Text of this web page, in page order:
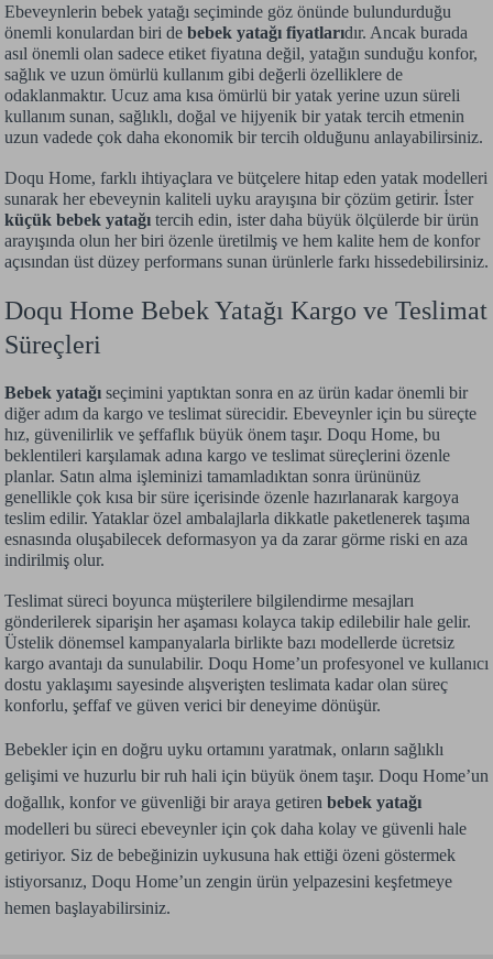
Ebeveynlerin bebek yatağı seçiminde göz önünde bulundurduğu
önemli konulardan biri de bebek yatağı fiyatlarıdır. Ancak burada
asıl önemli olan sadece etiket fiyatına değil, yatağın sunduğu konfor,
sağlık ve uzun ömürlü kullanım gibi değerli özelliklere de
odaklanmaktır. Ucuz ama kısa ömürlü bir yatak yerine uzun süreli
kullanım sunan, sağlıklı, doğal ve hijyenik bir yatak tercih etmenin
uzun vadede çok daha ekonomik bir tercih olduğunu anlayabilirsiniz.
Doqu Home, farklı ihtiyaçlara ve bütçelere hitap eden yatak modelleri
sunarak her ebeveynin kaliteli uyku arayışına bir çözüm getirir. İster
küçük bebek yatağı tercih edin, ister daha büyük ölçülerde bir ürün
arayışında olun her biri özenle üretilmiş ve hem kalite hem de konfor
açısından üst düzey performans sunan ürünlerle farkı hissedebilirsiniz.
Doqu Home Bebek Yatağı Kargo ve Teslimat
Süreçleri
Bebek yatağı seçimini yaptıktan sonra en az ürün kadar önemli bir
diğer adım da kargo ve teslimat sürecidir. Ebeveynler için bu süreçte
hız, güvenilirlik ve şeffaflık büyük önem taşır. Doqu Home, bu
beklentileri karşılamak adına kargo ve teslimat süreçlerini özenle
planlar. Satın alma işleminizi tamamladıktan sonra ürününüz
genellikle çok kısa bir süre içerisinde özenle hazırlanarak kargoya
teslim edilir. Yataklar özel ambalajlarla dikkatle paketlenerek taşıma
esnasında oluşabilecek deformasyon ya da zarar görme riski en aza
indirilmiş olur.
Teslimat süreci boyunca müşterilere bilgilendirme mesajları
gönderilerek siparişin her aşaması kolayca takip edilebilir hale gelir.
Üstelik dönemsel kampanyalarla birlikte bazı modellerde ücretsiz
kargo avantajı da sunulabilir. Doqu Home’un profesyonel ve kullanıcı
dostu yaklaşımı sayesinde alışverişten teslimata kadar olan süreç
konforlu, şeffaf ve güven verici bir deneyime dönüşür.
Bebekler için en doğru uyku ortamını yaratmak, onların sağlıklı
gelişimi ve huzurlu bir ruh hali için büyük önem taşır. Doqu Home’un
doğallık, konfor ve güvenliği bir araya getiren bebek yatağı
modelleri bu süreci ebeveynler için çok daha kolay ve güvenli hale
getiriyor. Siz de bebeğinizin uykusuna hak ettiği özeni göstermek
istiyorsanız, Doqu Home’un zengin ürün yelpazesini keşfetmeye
hemen başlayabilirsiniz.